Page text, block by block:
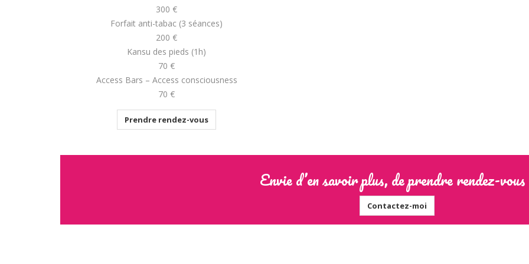
300 €
Forfait anti-tabac (3 séances)
200 €
Kansu des pieds (1h)
70 €
Access Bars – Access consciousness
70 €
Prendre rendez-vous
Envie d’en savoir plus, de prendre rendez-vous
Contactez-moi